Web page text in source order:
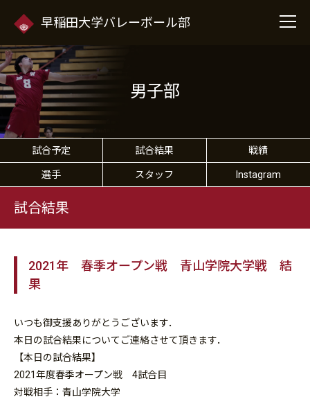
早稲田大学バレーボール部
男子部
試合予定 試合結果 戦績
選手 スタッフ Instagram
試合結果
2021年 春季オープン戦 青山学院大学戦 結
果
いつも御支援ありがとうございます．
本日の試合結果についてご連絡させて頂きます．
【本日の試合結果】
2021年度春季オープン戦 4試合目
対戦相手：青山学院大学